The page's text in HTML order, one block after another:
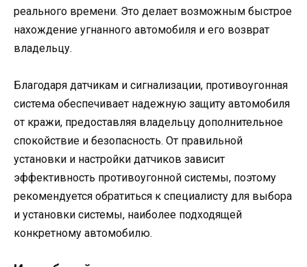
реального времени. Это делает возможным быстрое
нахождение угнанного автомобиля и его возврат
владельцу.
Благодаря датчикам и сигнализации, противоугонная
система обеспечивает надежную защиту автомобиля
от кражи, предоставляя владельцу дополнительное
спокойствие и безопасность. От правильной
установки и настройки датчиков зависит
эффективность противоугонной системы, поэтому
рекомендуется обратиться к специалисту для выбора
и установки системы, наиболее подходящей
конкретному автомобилю.